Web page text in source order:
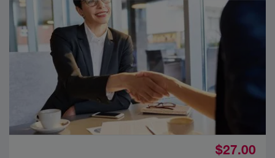
$27.00